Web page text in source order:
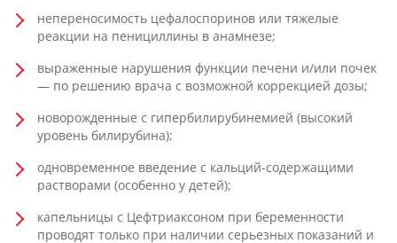
непереносимость цефалоспоринов или тяжелые
реакции на пенициллины в анамнезе;
выраженные нарушения функции печени и/или почек
— по решению врача с возможной коррекцией дозы;
новорожденные с гипербилирубинемией (высокий
уровень билирубина);
одновременное введение с кальций-содержащими
растворами (особенно у детей);
капельницы с Цефтриаксоном при беременности
проводят только при наличии серьезных показаний и